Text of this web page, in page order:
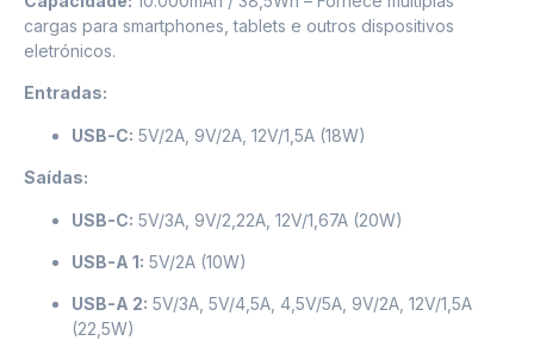
cargas para smartphones, tablets e outros dispositivos
eletrónicos.​
Entradas:
USB-C: 5V/2A, 9V/2A, 12V/1,5A (18W)
Saídas:
USB-C: 5V/3A, 9V/2,22A, 12V/1,67A (20W)
USB-A 1: 5V/2A (10W)
USB-A 2: 5V/3A, 5V/4,5A, 4,5V/5A, 9V/2A, 12V/1,5A
(22,5W)